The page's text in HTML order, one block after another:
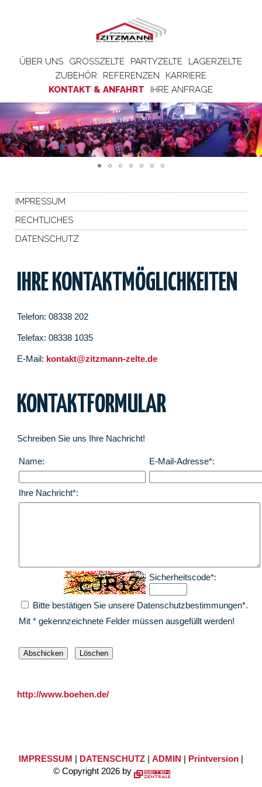
ÜBER UNS GROSSZELTE PARTYZELTE
LAGERZELTE
ZUBEHÖR
REFERENZEN
KARRIERE
KONTAKT & ANFAHRT
IHRE ANFRAGE
IMPRESSUM
RECHTLICHES
DATENSCHUTZ
IHRE KONTAKTMÖGLICHKEITEN
Telefon: 08338 202
Telefax: 08338 1035
E-Mail: kontakt@zitzmann-zelte.de
KONTAKTFORMULAR
Schreiben Sie uns Ihre Nachricht!
Name: E-Mail-Adresse*:
Ihre Nachricht*:
Sicherheitscode*:
Bitte bestätigen Sie unsere Datenschutzbestimmungen*.
Mit * gekennzeichnete Felder müssen ausgefüllt werden!
http://www.boehen.de/
IMPRESSUM | DATENSCHUTZ| ADMIN | Printversion|
© Copyright 2026 by